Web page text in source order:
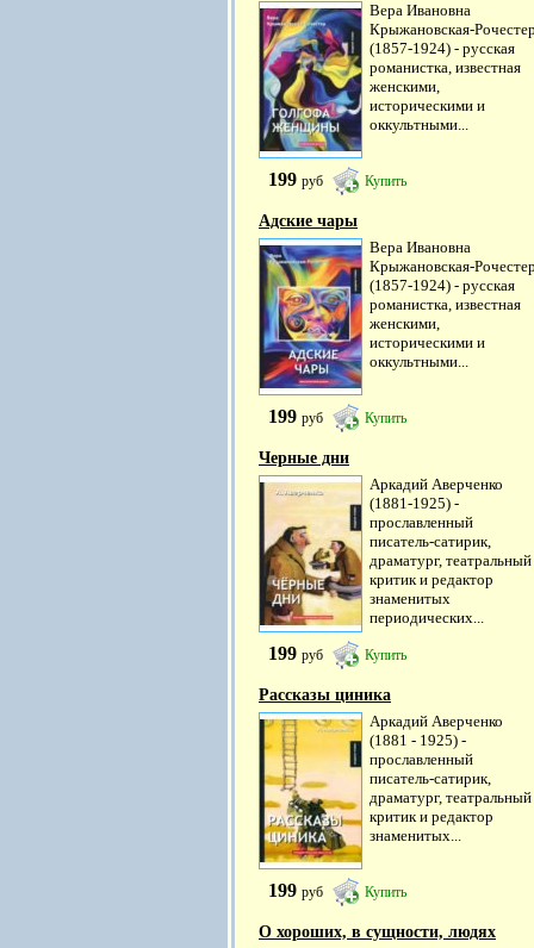
Вера Ивановна
Крыжановская-
(1857-1924) - русская
романистка, известная
женскими,
историческими и
оккультными...
199 руб Купить
Адские чары
Вера Ивановна
Крыжановская-
(1857-1924) - русская
романистка, известная
женскими,
историческими и
оккультными...
199 руб Купить
Черные дни
Аркадий Аверченко
(1881-1925) -
прославленный
писатель-сатирик,
драматург, театральный
критик и редактор
знаменитых
периодических...
199 руб Купить
Рассказы циника
Аркадий Аверченко
(1881 - 1925) -
прославленный
писатель-сатирик,
драматург, театральный
критик и редактор
знаменитых...
199 руб Купить
О хороших, в сущности, людях